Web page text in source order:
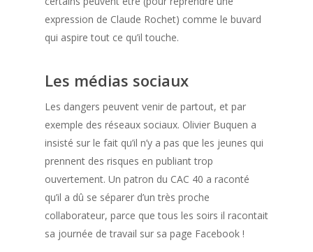
expression de Claude Rochet) comme le buvard
qui aspire tout ce qu’il touche.
Les médias sociaux
Les dangers peuvent venir de partout, et par
exemple des réseaux sociaux. Olivier Buquen a
insisté sur le fait qu’il n’y a pas que les jeunes qui
prennent des risques en publiant trop
ouvertement. Un patron du CAC 40 a raconté
qu’il a dû se séparer d’un très proche
collaborateur, parce que tous les soirs il racontait
sa journée de travail sur sa page Facebook !